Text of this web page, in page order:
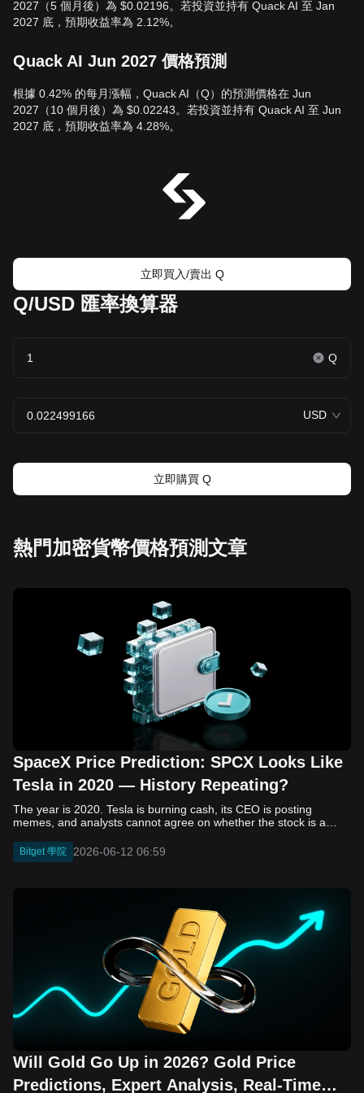
2027（5 個月後）為 $0.02196。若投資並持有 Quack AI 至 Jan
2027 底，預期收益率為 2.12%。
Quack AI Jun 2027 價格預測
根據 0.42% 的每月漲幅，Quack AI（Q）的預測價格在 Jun
2027（10 個月後）為 $0.02243。若投資並持有 Quack AI 至 Jun
2027 底，預期收益率為 4.28%。
立即買入/賣出 Q
Q/USD 匯率換算器
Q
USD
立即購買 Q
熱門加密貨幣價格預測文章
SpaceX Price Prediction: SPCX Looks Like
Tesla in 2020 — History Repeating?
The year is 2020. Tesla is burning cash, its CEO is posting memes, and analysts cannot agree on whether the stock is a generational opportunity or an elaborate joke. Now replace Tesla with SpaceX. Replace 2020 with 2026. The debate looks almost identical, and SPCX is set to hit the Nasdaq on June 12. The offering price is $135 per share. The implied valuation is $1.75 trillion. For anyone who watched Tesla run 700% that year, the pattern is hard to unsee. History does not repeat, but it rhymes often enough to pay attention. Before sizing into SPCX on day one, investors need to understand what actually drove Tesla's re-rating, whether SpaceX has the same ingredients, and where the comparison quietly falls apart. That is what this piece covers, with numbers. Five structural parallels that make SPCX feel like TSLA 2020. Five critical differences that could make trade painful. And the exact price levels and execution metrics will tell you whether this rocket clears the atmosphere or comes apart on ascent. Tesla in 2020 — The Flashback Every Investor Needs To understand the TSLA/SPCX parallel, you need to remember what Tesla actually looked like at the start of 2020. Not in hindsight. Through the eyes of a skeptic. Tesla, Inc. (TSLA) Price History Source: Yahoo Finance In January of that year, Tesla was trading at roughly $28 on a split-adjusted basis. The company had just barely posted its first full-year GAAP profit, capping nearly a decade of consecutive annual losses. Revenue was growing fast, but the valuation was already uncomfortable by any conventional measure. The price-to-earnings ratio peaked at 940x by Q4 2020, a number that triggered every value screen on the planet. The bear case was loud and well-reasoned. Tesla was a car company with car-company margins, going up against century-old manufacturers with far deeper pockets. The stock had already run hard. Every rational DCF model said it was overvalued. Then the narrative shifted. Not because of a single earnings beat or a product launch. The market collectively decided that Tesla was not a car company. It was a clean energy platform, a software business, a battery technology leader, and a self-driving AI play, all in one ticker. Once that frame took hold, traditional valuation metrics lost their grip as anchors. Retail investors piled in. Institutional funds that had stayed on the sidelines were forced to buy when Tesla was added to the SP 500 in December. The feedback loop closed hard and fast. By the end of 2020, the stock had risen 743% from its March lows, making it the largest company ever added to the index at the time of inclusion. The lesson is not that Tesla was cheap. It was not. The lesson is that Tesla's 2020 rally had almost nothing to do with fundamentals catching up to price. It was the market repricing the total addressable market and the probability of dominance. That distinction is the entire reason the SPCX conversation is worth having. The Parallel — Why SPCX Feels Like TSLA 2020 The similarities between SpaceX today and Tesla in 2020 are not superficial. They span five structural dimensions that matter to how markets re-rate a stock. The visionary founder effect: Tesla in 2020 was inseparable from Elon Musk. His vision, execution record, and ability to shape investor narratives were central to the thesis. SpaceX in 2026 is similar. Investors are not just buying a launch company; they are buying a vision of a multi-planetary future and a global communications network powered by Starlink. That founder premium is powerful, but it also creates key-person risk. Unprofitable on paper, but the underlying business is real: SpaceX’s headline GAAP losses may appear concerning, but adjusted EBITDA and Starlink’s profitability suggest the core business is already generating substantial economic value. Tesla investors who looked beyond reported losses before 2020 were ultimately rewarded. The question is whether SpaceX merits the same long-term patience. Dominant in a market that is just getting started: Tesla led the EV market just as adoption began accelerating. SpaceX occupies a similar position in the emerging space economy. Starlink has already achieved global scale, while Starship could dramatically lower launch costs if commercial operations mature, potentially reshaping the economics of the entire industry. A valuation that does not make sense on traditional metrics, and may not need to: SpaceX’s valuation appears extreme by conventional measures, much like Tesla’s did in 2020. Traditional valuation frameworks are not necessarily wrong, but when a company is creating a new category, they may fail to capture the scale of future opportunities. Retail conviction meets institutional hesitation: Tesla’s 2020 rally was fueled by strong retail demand and skepticism from many institutional investors. SpaceX could follow a similar path, with intense retail enthusiasm, cautious institutions, and potential future index inclusion creating demand that extends beyond near-term fundamentals. The Bull Case — If History Repeats If the Tesla 2020 parallel holds, what does the upside actually look like in numbers? Starlink's ceiling is much higher than $11.4 billion: Starlink still reaches only a fraction of its addressable market. With Starship enabling faster and cheaper satellite deployment, analysts project Starlink revenue could reach $30 to $50 billion annually by 2030. At a 40% operating margin, that implies $12 to $20 billion in operating profit from Starlink alone. Starship changes the economics of everything: If commercial Starship operations begin in the second half of 2026, the impact goes beyond lower launch costs. It could unlock new markets, accelerate satellite deployment, and reshape the economics of the entire launch industry. Even partial success would imply a much larger company than what traditional valuation models capture today. A Mars mission timeline becomes the narrative re-rating catalyst: Tesla’s re-rating happened when EV adoption moved from fringe to mainstream consensus. For SpaceX, the equivalent moment could come when a credible human Mars transit shifts from vision to scheduled mission. That would be less a financial event than a narrative event, and narrative events are what drive extreme re-ratings. The price target scenarios, modeled on Starlink growth and Starship commercialization, look like this: Scenario Implied Price by 2030 Basis Base Case $200 to $250 Starlink at $25B revenue, 35x EV/Revenue Bull Case $300 to $400 Starlink at $40B plus Starship commercial ops at scale Extreme Bull $500+ Full narrative re-rating plus index inclusion demand shock One more number worth sitting with: if SPCX mirrors Tesla’s exact 2020 to 2021 trajectory, a 700% move from the IPO price implies roughly $1,080 per share and a market cap above $14 trillion. That is not a price target. It is a thought experiment about maximum narrative compression when the market decides a company is no longer just a company, but a civilizational bet. The Bear Case — Where the Analogy Breaks Down The Tesla parallel is compelling, but incomplete. There are five places where the comparison breaks down, and ignoring them is how investors get hurt. SpaceX's biggest customer is the government: Tesla in 2020 was a consumer business with diversified demand from individual buyers. SpaceX is different. A meaningful share of revenue comes from NASA, the Department of Defense, and other government agencies. That makes SpaceX partly a defense and aerospace contractor, with budget, policy, and political risks Tesla never faced. You are buying the economics without the control: Public investors may participate in the upside, but Class A shares carry little meaningful voting power. Elon Musk retains strategic control. That may support the founder premium, but it also means shareholders have limited recourse if priorities shift, attention drifts, or decisions favor long-term missions over near-term profitability. Regulatory risk is structural, not episodic: Tesla faced regulatory scrutiny, but SpaceX depends on approvals for launches, environmental reviews, and commercial space operations. A major launch failure, extended FAA hold, or policy shift could delay Starship, slow Starlink deployment, and damage the growth narrative at the wrong time. The valuation math is genuinely difficult to defend: At a $1.75 trillion valuation, SpaceX is priced as if several major outcomes have already gone right: scaled Starship operations, massive Starlink growth, and a Mars-driven narrative premium. Reasonable base-case valuations sit far below the IPO price, meaning investors are effectively paying for the bull case upfront. The 2022 lesson exists and should not be dismissed: Tesla’s 2020 surge was followed by a brutal 2022 drawdown. The same retail conviction and founder premium that powered the rally became liabilities when sentiment turned. If SPCX follows the Tesla path, investors must account for both the euphoric upside and the volatility that may follow. The Tokenized Futures Signal — What Pre-Market Activity Is Telling Us Before SPCX officially trades on Nasdaq, there is already a market pricing it: the on-chain tokenized futures market on Bitget. Tokenized futures offer a live sentiment read: SPCXUSDT perpetual contracts have created real-time price discovery before the IPO. This matters because the participant base is retail-heavy, global, and conviction-driven, making it a useful signal traditional IPO indicators may miss. Positive funding suggests long-side enthusiasm: If funding rates remain persistently positive, traders are paying a premium to stay long. That points to strong retail conviction and limited short-side p
Bitget 學院 2026-06-12 06:59
Will Gold Go Up in 2026? Gold Price
Predictions, Expert Analysis, Real-Time